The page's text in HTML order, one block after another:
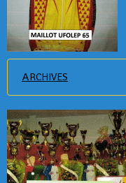
ARCHIVES